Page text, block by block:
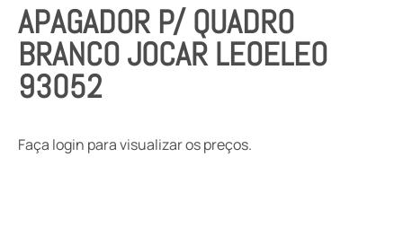
APAGADOR P/ QUADRO
BRANCO JOCAR LEOELEO
93052
Faça login para visualizar os preços.